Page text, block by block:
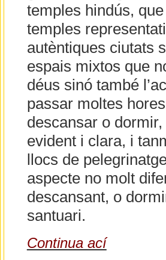
temples hindús,
temples
autèntiques ciutats
espais mixtos que
déus sinó també
passar moltes
descansar o
evident i clara, i
llocs de
aspecte no molt
descansant, o
santuari.
Continua ací